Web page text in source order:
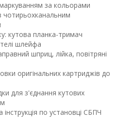
за кольорами
чотирьохканальним
кутова планка-тримач
шлейфа
шприц, лійка, повітряні
оригінальних картриджів до
для з'єднання кутових
по установці СБПЧ